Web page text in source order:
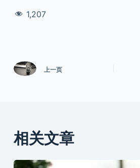
1,207
上一页
相关文章